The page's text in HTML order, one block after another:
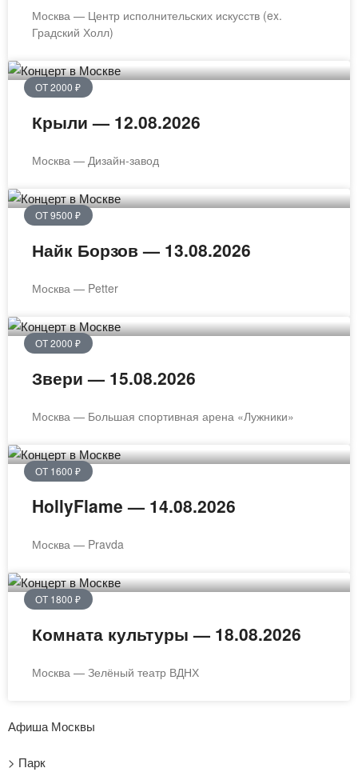
Москва — Центр исполнительских искусств (ex.
Градский Холл)
ОТ 2000 ₽
Крыли — 12.08.2026
Москва — Дизайн-завод
ОТ 9500 ₽
Найк Борзов — 13.08.2026
Москва — Petter
ОТ 2000 ₽
Звери — 15.08.2026
Москва — Большая спортивная арена «Лужники»
ОТ 1600 ₽
HollyFlame — 14.08.2026
Москва — Pravda
ОТ 1800 ₽
Комната культуры — 18.08.2026
Москва — Зелёный театр ВДНХ
Афиша Москвы
> Парк